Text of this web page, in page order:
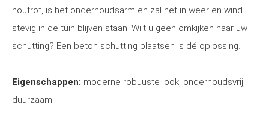
houtrot, is het onderhoudsarm en zal het in weer en wind
stevig in de tuin blijven staan. Wilt u geen omkijken naar uw
schutting? Een beton schutting plaatsen is dé oplossing.
Eigenschappen: moderne robuuste look, onderhoudsvrij,
duurzaam.